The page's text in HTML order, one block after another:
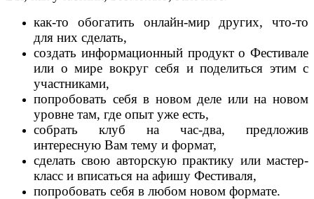
как-то обогатить онлайн-мир других, что-то
для них сделать,
создать информационный продукт о Фестивале
или о мире вокруг себя и поделиться этим с
участниками,
попробовать себя в новом деле или на новом
уровне там, где опыт уже есть,
собрать клуб на час-два, предложив
интересную Вам тему и формат,
сделать свою авторскую практику или мастер-
класс и вписаться на афишу Фестиваля,
попробовать себя в любом новом формате.